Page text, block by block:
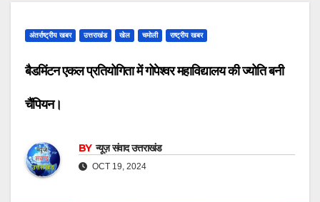
अंतर्राष्ट्रीय खबर उत्तराखंड खेल चमोली राष्ट्रीय खबर
बैडमिंटन एकल प्रतियोगिता में गोपेश्वर महाविद्यालय की ज्योति बनी
चैंपियन।
BY न्यूज़ संवाद उत्तराखंड
OCT 19, 2024